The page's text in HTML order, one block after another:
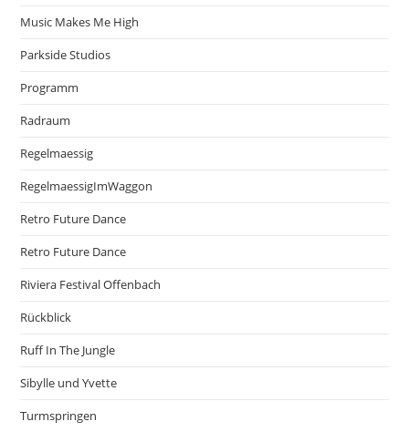
Music Makes Me High
Parkside Studios
Programm
Radraum
Regelmaessig
RegelmaessigImWaggon
Retro Future Dance
Retro Future Dance
Riviera Festival Offenbach
Rückblick
Ruff In The Jungle
Sibylle und Yvette
Turmspringen